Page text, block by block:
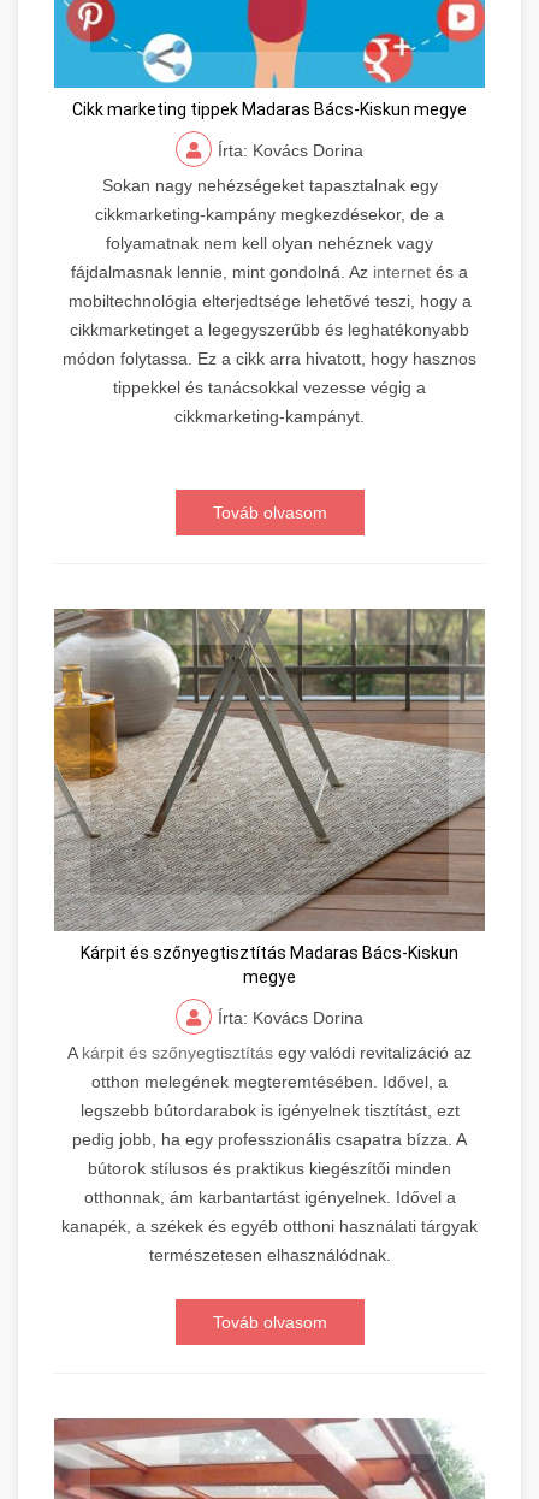
Cikk marketing tippek Madaras Bács-Kiskun megye
Írta: Kovács Dorina
Sokan nagy nehézségeket tapasztalnak egy
cikkmarketing-kampány megkezdésekor, de a
folyamatnak nem kell olyan nehéznek vagy
fájdalmasnak lennie, mint gondolná. Az internet és a
mobiltechnológia elterjedtsége lehetővé teszi, hogy a
cikkmarketinget a legegyszerűbb és leghatékonyabb
módon folytassa. Ez a cikk arra hivatott, hogy hasznos
tippekkel és tanácsokkal vezesse végig a
cikkmarketing-kampányt.
Továb olvasom
Kárpit és szőnyegtisztítás Madaras Bács-Kiskun
megye
Írta: Kovács Dorina
A kárpit és szőnyegtisztítás egy valódi revitalizáció az
otthon melegének megteremtésében. Idővel, a
legszebb bútordarabok is igényelnek tisztítást, ezt
pedig jobb, ha egy professzionális csapatra bízza. A
bútorok stílusos és praktikus kiegészítői minden
otthonnak, ám karbantartást igényelnek. Idővel a
kanapék, a székek és egyéb otthoni használati tárgyak
természetesen elhasználódnak.
Továb olvasom